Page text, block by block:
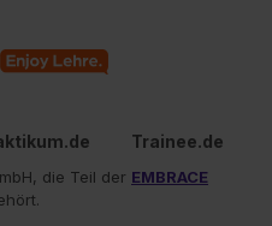
Trainee.de
die Teil der EMBRACE